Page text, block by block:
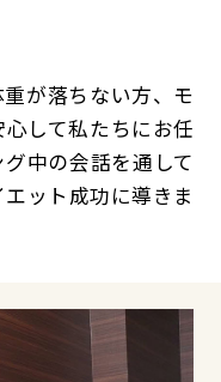
が落ちない方、モ
して私たちにお任
中の会話を通して
ット成功に導きま